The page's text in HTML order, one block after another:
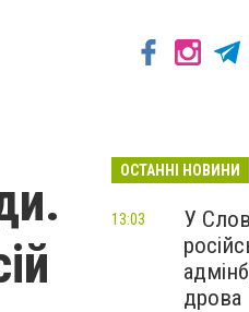
ОСТАННІ НОВИНИ
У
дрова
13:03